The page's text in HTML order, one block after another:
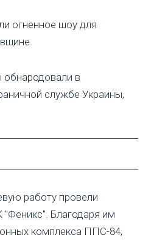
огненное шоу для
в
службе Украины,
работу провели
Благодаря им
комплекса ППС-84,